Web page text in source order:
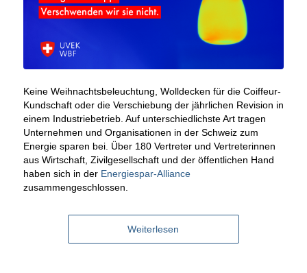
Keine Weihnachtsbeleuchtung, Wolldecken für die Coiffeur-
Kundschaft oder die Verschiebung der jährlichen Revision in
einem Industriebetrieb. Auf unterschiedlichste Art tragen
Unternehmen und Organisationen in der Schweiz zum
Energie sparen bei. Über 180 Vertreter und Vertreterinnen
aus Wirtschaft, Zivilgesellschaft und der öffentlichen Hand
haben sich in der Energiespar-Alliance
zusammengeschlossen.
Weiterlesen